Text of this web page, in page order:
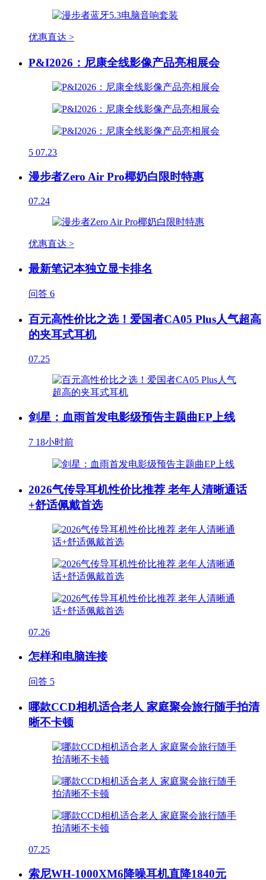
优惠直达 >
P&I2026：尼康全线影像产品亮相展会
5 07.23
漫步者Zero Air Pro椰奶白限时特惠
07.24
优惠直达 >
最新笔记本独立显卡排名
问答 6
百元高性价比之选！爱国者CA05 Plus人气超高
的夹耳式耳机
07.25
剑星：血雨首发电影级预告主题曲EP上线
7 18小时前
2026气传导耳机性价比推荐 老年人清晰通话
+舒适佩戴首选
07.26
怎样和电脑连接
问答 5
哪款CCD相机适合老人 家庭聚会旅行随手拍清
晰不卡顿
07.25
索尼WH-1000XM6降噪耳机直降1840元